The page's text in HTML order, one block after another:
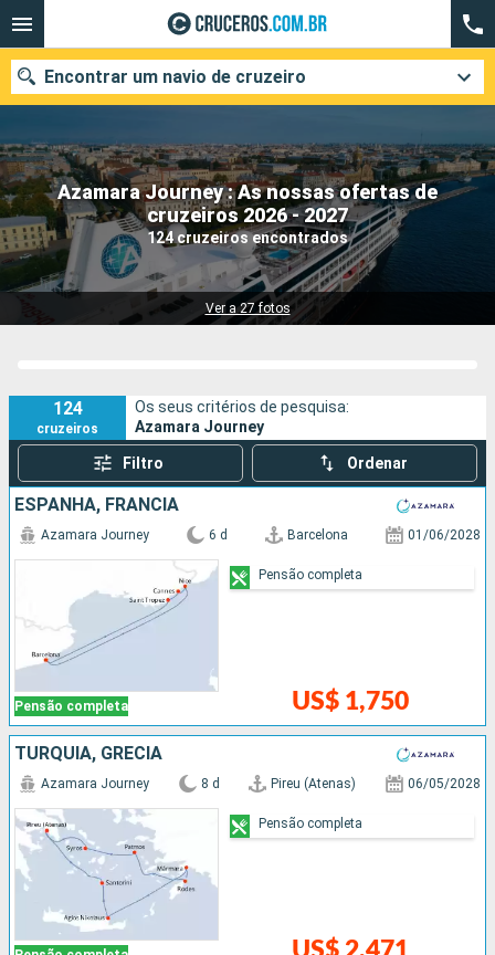
Azamara Journey : As nossas ofertas de
cruzeiros 2026 - 2027
124 cruzeiros encontrados
Ver a 27 fotos
Encontrar um navio de cruzeiro
Quando ir?
Data de partida
Companhias
124
cruzeiros
Os seus critérios de pesquisa:
Azamara Journey
Filtro Ordenar
ESPANHA, FRANCIA
Pensão completa
Azamara Journey 6 d Barcelona 01/06/2028
US$ 1,750
Pensão completa
TURQUIA, GRÉCIA
Azamara Journey 8 d Pireu (Atenas) 06/05/2028
Pensão completa